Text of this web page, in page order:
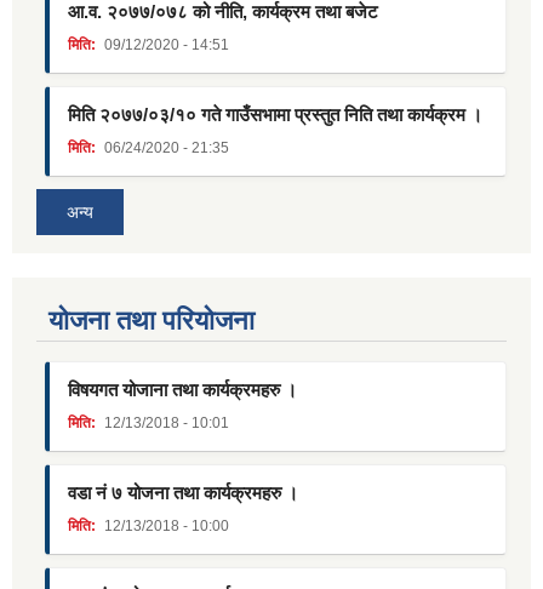
आ.व. २०७७/०७८ को नीति, कार्यक्रम तथा बजेट
मिति: 09/12/2020 - 14:51
मिति २०७७/०३/१० गते गाउँसभामा प्रस्तुत निति तथा कार्यक्रम ।
मिति: 06/24/2020 - 21:35
अन्य
याेजना तथा परियाेजना
विषयगत योजाना तथा कार्यक्रमहरु ।
मिति: 12/13/2018 - 10:01
वडा नं ७ योजना तथा कार्यक्रमहरु ।
मिति: 12/13/2018 - 10:00